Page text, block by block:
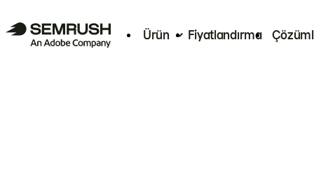
Ürün Fiyatlandırma